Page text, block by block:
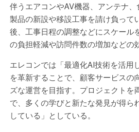
伴うエアコンやAV機器、アンテナ
製品の新設や移設工事を請け負って
後、工事日程の調整などにスケール
の負担軽減や訪問件数の増加などの
エレコンでは「最適化AI技術を活用
を革新することで、顧客サービスの
ズな運営を目指す。プロジェクトを
で、多くの学びと新たな発見が得ら
している」としている。